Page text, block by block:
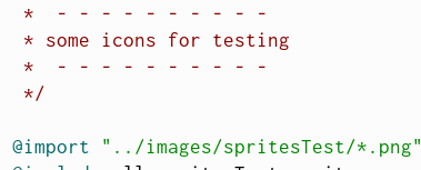
*/
@import "../images/spritesTest/*.png"